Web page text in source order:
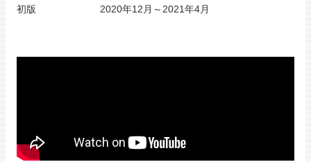
初版
2020年12月～2021年4月